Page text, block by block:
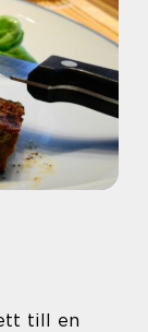
till en